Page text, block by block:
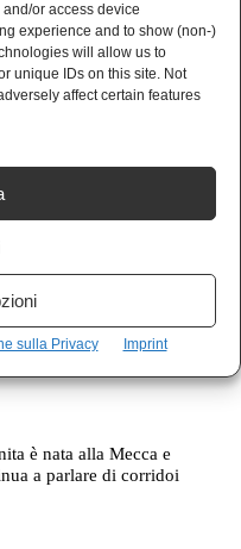
or access device
experience and to show (non-)
will allow us to
unique IDs on this site. Not
affect certain features
sulla Privacy Imprint
la Cina come nemico:
fino a Taiwan
è nata alla Mecca e
a parlare di corridoi